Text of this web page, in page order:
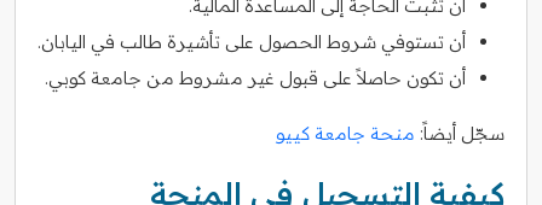
أن تثبت الحاجة إلى المساعدة المالية.
أن تستوفي شروط الحصول على تأشيرة طالب في اليابان.
أن تكون حاصلاً على قبول غير مشروط من جامعة كوبي.
سجّل أيضاً: منحة جامعة كييو
كيفية التسجيل في المنحة